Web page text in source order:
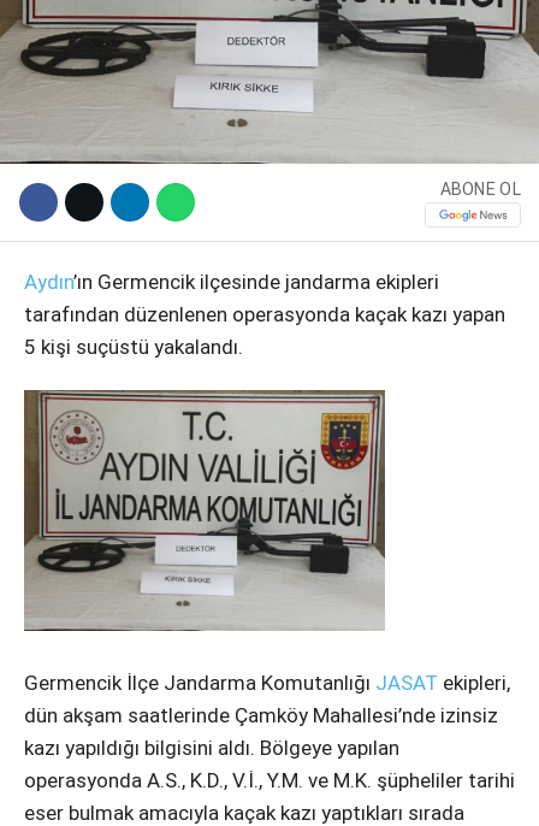
WhatsApp İhbar Hattı
Facebook
Instagram
ABONE OL
Aydın’ın Germencik ilçesinde jandarma ekipleri
tarafından düzenlenen operasyonda kaçak kazı yapan
5 kişi suçüstü yakalandı.
Germencik İlçe Jandarma Komutanlığı JASAT ekipleri,
dün akşam saatlerinde Çamköy Mahallesi’nde izinsiz
kazı yapıldığı bilgisini aldı. Bölgeye yapılan
operasyonda A.S., K.D., V.İ., Y.M. ve M.K. şüpheliler tarihi
eser bulmak amacıyla kaçak kazı yaptıkları sırada